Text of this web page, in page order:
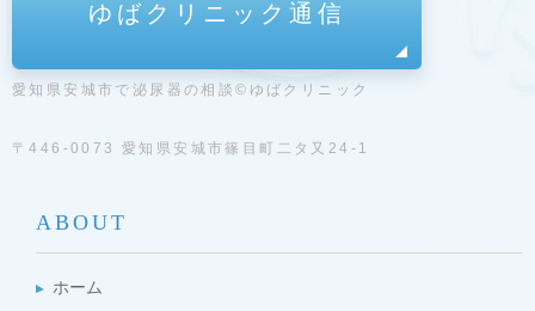
ゆばクリニック通信
愛知県安城市で泌尿器の相談©ゆばクリニック
〒446-0073 愛知県安城市篠目町二タ又24-1
ABOUT
ホーム